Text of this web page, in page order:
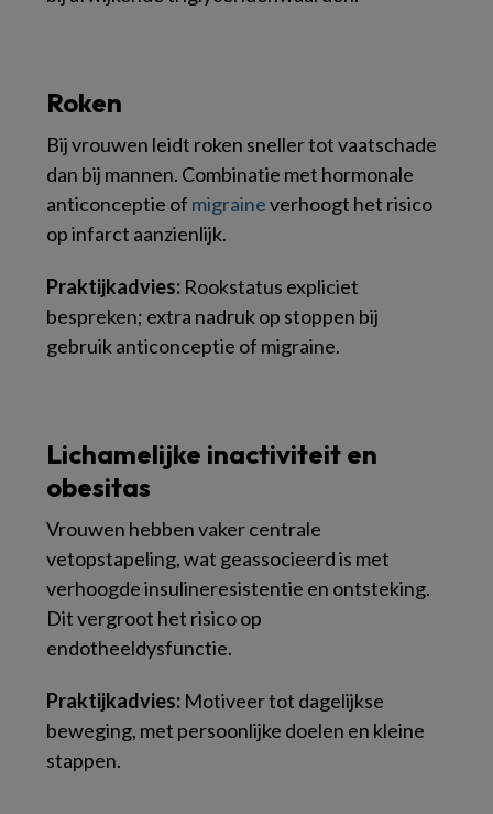
Roken
Bij vrouwen leidt roken sneller tot vaatschade
dan bij mannen. Combinatie met hormonale
anticonceptie of migraineverhoogt het risico
op infarct aanzienlijk.
Praktijkadvies: Rookstatus expliciet
bespreken; extra nadruk op stoppen bij
gebruik anticonceptie of migraine.
Lichamelijke inactiviteit en
obesitas
Vrouwen hebben vaker centrale
vetopstapeling, wat geassocieerd is met
verhoogde insulineresistentie en ontsteking.
Dit vergroot het risico op
endotheeldysfunctie.
Praktijkadvies: Motiveer tot dagelijkse
beweging, met persoonlijke doelen en kleine
stappen.